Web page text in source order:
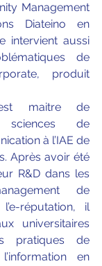
Management
Diateino en
intervient aussi
de
produit
maitre de
sciences de
à l’IAE de
Après avoir été
R&D dans les
de
réputation, il
universitaires
pratiques de
en